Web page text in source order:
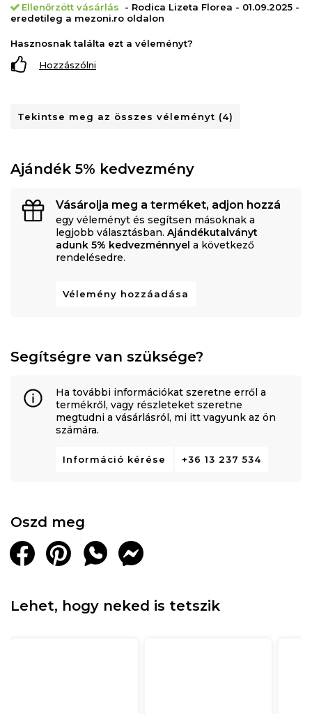
Ellenőrzött vásárlás
- Rodica Lizeta Florea - 01.09.2025 -
eredetileg a mezoni.ro oldalon
Hasznosnak találta ezt a véleményt?
Hozzászólni
Tekintse meg az összes véleményt (4)
Ajándék 5% kedvezmény
Vásárolja meg a terméket, adjon hozzá
egy véleményt és segítsen másoknak a
legjobb választásban. Ajándékutalványt
adunk 5% kedvezménnyel a következő
rendelésedre.
Vélemény hozzáadása
Segítségre van szüksége?
Ha további információkat szeretne erről a
termékről, vagy részleteket szeretne
megtudni a vásárlásról, mi itt vagyunk az ön
számára.
Információ kérése +36 13 237 534
Oszd meg
Lehet, hogy neked is tetszik